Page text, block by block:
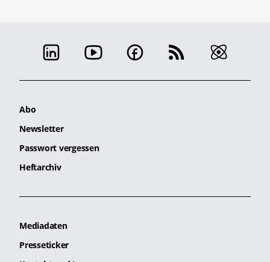
Abo
Newsletter
Passwort vergessen
Heftarchiv
Mediadaten
Presseticker